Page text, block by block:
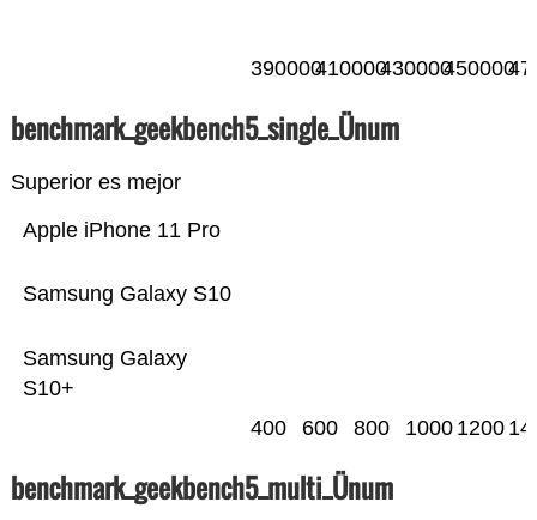
390000410000430000450000
benchmark_geekbench5_single_Ünum
Superior es mejor
Samsung Galaxy
S10+
Samsung Galaxy S10
Apple iPhone 11 Pro
400 600 800 1000 1200
benchmark_geekbench5_multi_Ünum